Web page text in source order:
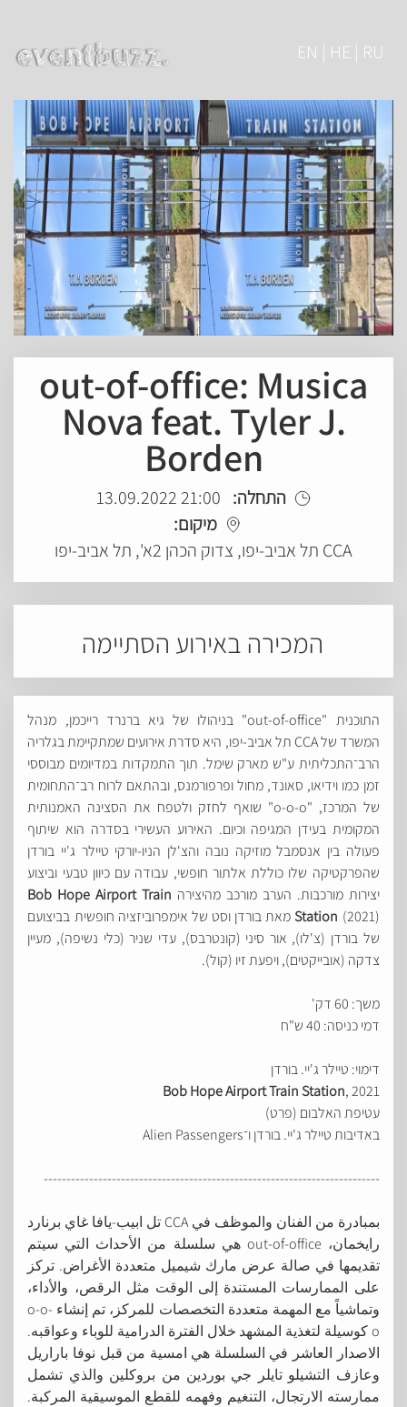
EN | HE | RU
out-of-office: Musica
Nova feat. Tyler J.
Borden
התחלה: 21:00 13.09.2022
מיקום:
CCA תל אביב-יפו, צדוק הכהן 2א', תל אביב-יפו
המכירה באירוע הסתיימה
התוכנית "out-of-office" בניהולו של גיא ברנרד רייכמן, מנהל
המשרד של CCA תל אביב-יפו, היא סדרת אירועים שמתקיימת בגלריה
הרב־התכליתית ע"ש מארק שימל. תוך התמקדות במדיומים מבוססי
זמן כמו וידיאו, סאונד, מחול ופרפורמנס, ובהתאם לרוח רב־התחומית
של המרכז, "o-o-o" שואף לחזק ולטפח את הסצינה האמנותית
המקומית בעידן המגיפה וכיום. האירוע העשירי בסדרה הוא שיתוף
פעולה בין אנסמבל מוזיקה נובה והצ'לן הניו-יורקי טיילר ג'יי בורדן
שהפרקטיקה שלו כוללת אלתור חופשי, עבודה עם כיוון טבעי וביצוע
יצירות מורכבות. הערב מורכב מהיצירה
Bob Hope Airport Train
Station(2021) מאת בורדן וסט של אימפרוביזציה חופשית בביצועם
של בורדן (צ'לו), אור סיני (קונטרבס), עדי שניר (כלי נשיפה), מעיין
צדקה (אובייקטים), ויפעת זיו (קול).
משך: 60 דק'
דמי כניסה: 40 ש"ח
דימוי: טיילר ג'יי. בורדן
Bob Hope Airport Train Station, 2021
עטיפת האלבום (פרט)
באדיבות טיילר ג'יי. בורדן ו־Alien Passengers
--------------------------------------------------------------------------
بمبادرة من الفنان والموظف في CCA تل ابيب-يافا غاي برنارد
رايخمان، out-of-office هي سلسلة من الأحداث التي سيتم
تقديمها في صالة عرض مارك شيميل متعددة الأغراض. تركز
على الممارسات المستندة إلى الوقت مثل الرقص، والأداء،
وتماشياً مع المهمة متعددة التخصصات للمركز، تم إنشاء o-o-
o كوسيلة لتغذية المشهد خلال الفترة الدرامية للوباء وعواقبه.
الاصدار العاشر في السلسلة هي امسية من قبل نوفا باراريل
وعازف التشيلو تايلر جي بوردين من بروكلين والذي تشمل
ممارسته الارتجال، التنغيم وفهمه للقطع الموسيقية المركبة.